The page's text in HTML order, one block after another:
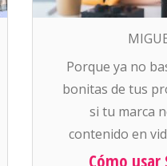
Porque ya no
bonitas de tus
si tu marca
contenido en
ventas. Las
Cómo usar